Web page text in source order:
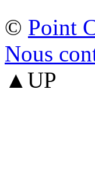
© Point
Nous
▲UP